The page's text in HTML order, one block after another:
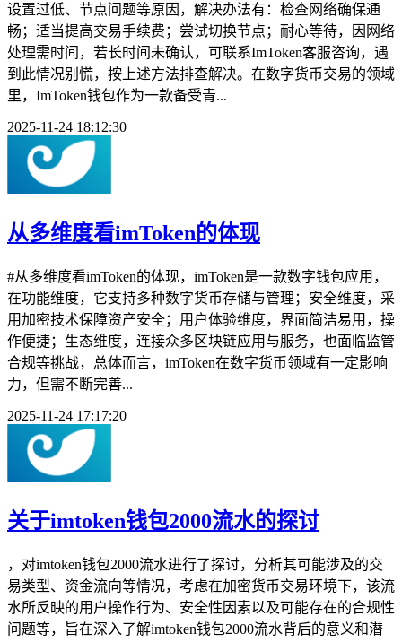
设置过低、节点问题等原因，解决办法有：检查网络确保通
畅；适当提高交易手续费；尝试切换节点；耐心等待，因网络
处理需时间，若长时间未确认，可联系ImToken客服咨询，遇
到此情况别慌，按上述方法排查解决。在数字货币交易的领域
里，ImToken钱包作为一款备受青...
2025-11-24 18:12:30
从多维度看imToken的体现
#从多维度看imToken的体现，imToken是一款数字钱包应用，
在功能维度，它支持多种数字货币存储与管理；安全维度，采
用加密技术保障资产安全；用户体验维度，界面简洁易用，操
作便捷；生态维度，连接众多区块链应用与服务，也面临监管
合规等挑战，总体而言，imToken在数字货币领域有一定影响
力，但需不断完善...
2025-11-24 17:17:20
关于imtoken钱包2000流水的探讨
，对imtoken钱包2000流水进行了探讨，分析其可能涉及的交
易类型、资金流向等情况，考虑在加密货币交易环境下，该流
水所反映的用户操作行为、安全性因素以及可能存在的合规性
问题等，旨在深入了解imtoken钱包2000流水背后的意义和潜